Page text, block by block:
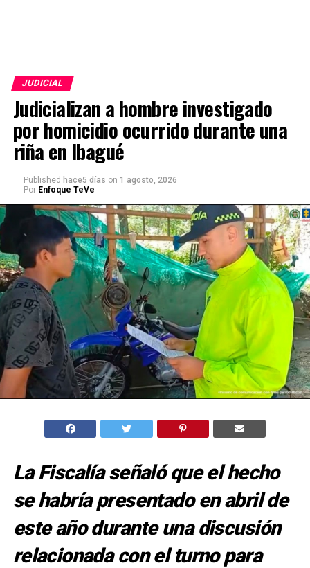
JUDICIAL
Judicializan a hombre investigado
por homicidio ocurrido durante una
riña en Ibagué
Published hace5 días on 1 agosto, 2026
Por Enfoque TeVe
La Fiscalía señaló que el hecho
se habría presentado en abril de
este año durante una discusión
relacionada con el turno para